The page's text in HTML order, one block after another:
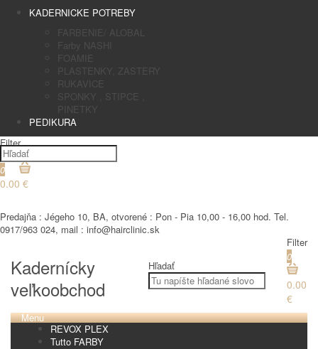
KADERNICKE POTREBY
FARBENIE/ ALOBAL
Farby NASHI
FOAMIE
PLASTENKY, ZASTERY
RUKAVICE
SPONKY , STIPCE ,
PINETKY
PEDIKURA
Filter
0
0.00 €
Predajňa : Jégeho 10, BA, otvorené : Pon - Pia 10,00 - 16,00 hod. Tel.
0917/963 024, mail : info@hairclinic.sk
Kadernícky
veľkoobchod
Hľadať
Filter
0
0.00
€
Menu
REVOX PLEX
Tutto FARBY